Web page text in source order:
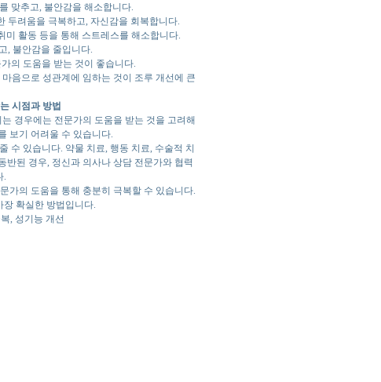
맞추고, 불안감을 해소합니다.
두려움을 극복하고, 자신감을 회복합니다.
미 활동 등을 통해 스트레스를 해소합니다.
, 불안감을 줄입니다.
의 도움을 받는 것이 좋습니다.
음으로 성관계에 임하는 것이 조루 개선에 큰
시점과 방법
경우에는 전문가의 도움을 받는 것을 고려해
보기 어려울 수 있습니다.
수 있습니다. 약물 치료, 행동 치료, 수술적 치
반된 경우, 정신과 의사나 상담 전문가와 협력
.
가의 도움을 통해 충분히 극복할 수 있습니다.
확실한 방법입니다.
, 성기능 개선